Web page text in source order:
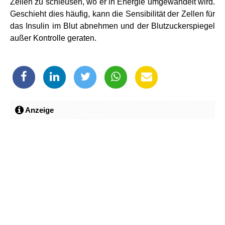
Geschieht dies häufig, kann die Sensibilität der Zellen für
das Insulin im Blut abnehmen und der Blutzuckerspiegel
außer Kontrolle geraten.
Anzeige